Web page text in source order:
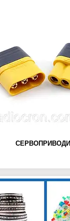
СЕРВОПРИВОДИ